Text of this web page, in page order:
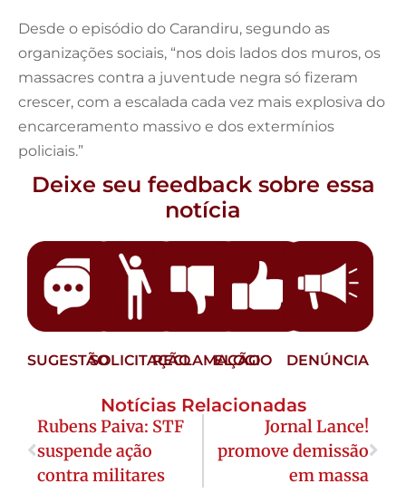
Desde o episódio do Carandiru, segundo as
organizações sociais, “nos dois lados dos muros, os
massacres contra a juventude negra só fizeram
crescer, com a escalada cada vez mais explosiva do
encarceramento massivo e dos extermínios
policiais.”
Deixe seu feedback sobre essa
notícia
SUGESTÃOSOLICITAÇÃORECLAMAÇÃO
ELOGIO DENÚNCIA
Notícias Relacionadas
Rubens Paiva: STF
suspende ação
contra militares
Jornal Lance!
promove demissão
em massa